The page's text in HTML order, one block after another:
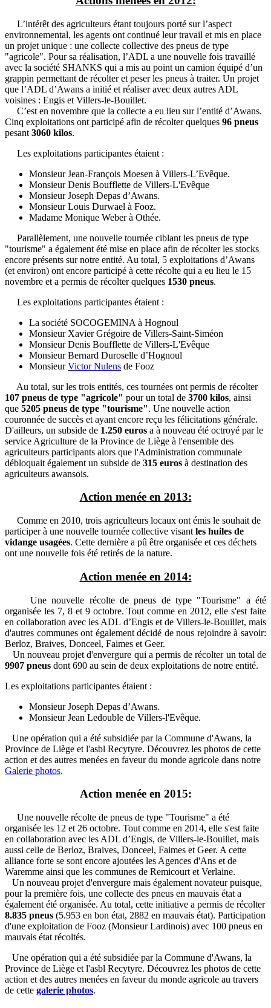
L’intérêt des agriculteurs étant toujours porté sur l’aspect
environnemental, les agents ont continué leur travail et mis en place
un projet unique : une collecte collective des pneus de type
"agricole". Pour sa réalisation, l’ADL a une nouvelle fois travaillé
avec la société SHANKS qui a mis au point un camion équipé d’un
grappin permettant de récolter et peser les pneus à traiter. Un projet
que l’ADL d’Awans a initié et réaliser avec deux autres ADL
voisines : Engis et Villers-le-Bouillet.
C’est en novembre que la collecte a eu lieu sur l’entité d’Awans.
Cinq exploitations ont participé afin de récolter quelques 96 pneus
pesant 3060 kilos.
Les exploitations participantes étaient :
Monsieur Jean-François Moesen à Villers-L’Evêque.
Monsieur Denis Boufflette de Villers-L'Evêque
Monsieur Joseph Depas d’Awans.
Monsieur Louis Durwael à Fooz.
Madame Monique Weber à Othée.
Parallèlement, une nouvelle tournée ciblant les pneus de type
"tourisme" a également été mise en place afin de récolter les stocks
encore présents sur notre entité. Au total, 5 exploitations d’Awans
(et environ) ont encore participé à cette récolte qui a eu lieu le 15
novembre et a permis de récolter quelques 1530 pneus.
Les exploitations participantes étaient :
La société SOCOGEMINA à Hognoul
Monsieur Xavier Grégoire de Villers-Saint-Siméon
Monsieur Denis Boufflette de Villers-L'Evêque
Monsieur Bernard Duroselle d’Hognoul
MonsieurVictor Nulens de Fooz
Au total, sur les trois entités, ces tournées ont permis de récolter
107 pneus de type "agricole" pour un total de 3700 kilos, ainsi
que 5205 pneus de type "tourisme". Une nouvelle action
couronnée de succès et ayant encore reçu les félicitations générale.
D'ailleurs, un subside de 1.250 euros a à nouveau été octroyé par le
service Agriculture de la Province de Liège à l'ensemble des
agriculteurs participants alors que l'Administration communale
débloquait également un subside de 315 euros à destination des
agriculteurs awansois.
Action menée en 2013:
Comme en 2010, trois agriculteurs locaux ont émis le souhait de
participer à une nouvelle tournée collective visant les huiles de
vidange usagées. Cette dernière a pû être organisée et ces déchets
ont une nouvelle fois été retirés de la nature.
Action menée en 2014:
Une nouvelle récolte de pneus de type "Tourisme" a été
organisée les 7, 8 et 9 octobre. Tout comme en 2012, elle s'est faite
en collaboration avec les ADL d’Engis et de Villers-le-Bouillet, mais
d'autres communes ont également décidé de nous rejoindre à savoir:
Berloz, Braives, Donceel, Faimes et Geer.
Un nouveau projet d'envergure qui a permis de récolter un total de
9907 pneus dont 690 au sein de deux exploitations de notre entité.
Les exploitations participantes étaient :
Monsieur Joseph Depas d’Awans.
Monsieur Jean Ledouble de Villers-l'Evêque.
Une opération qui a été subsidiée par la Commune d'Awans, la
Province de Liège et l'asbl Recytyre. Découvrez les photos de cette
action et des autres menées en faveur du monde agricole dans notre
Galerie photos.
Action menée en 2015:
Une nouvelle récolte de pneus de type "Tourisme" a été
organisée les 12 et 26 octobre. Tout comme en 2014, elle s'est faite
en collaboration avec les ADL d’Engis, de Villers-le-Bouillet, mais
aussi celle de Berloz, Braives, Donceel, Faimes et Geer. A cette
alliance forte se sont encore ajoutées les Agences d'Ans et de
Waremme ainsi que les communes de Remicourt et Verlaine.
Un nouveau projet d'envergure mais également novateur puisque,
pour la première fois, une collecte des pneus en mauvais état a
également été organisée. Au total, cette initiative a permis de récolter
8.835 pneus (5.953 en bon état, 2882 en mauvais état). Participation
d'une exploitation de Fooz (Monsieur Lardinois) avec 100 pneus en
mauvais état récoltés.
Une opération qui a été subsidiée par la Commune d'Awans, la
Province de Liège et l'asbl Recytyre. Découvrez les photos de cette
action et des autres menées en faveur du monde agricole au travers
de cette galerie photos.